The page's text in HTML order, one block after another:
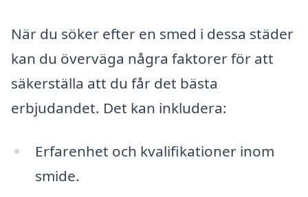
När du söker efter en smed i dessa städer
kan du överväga några faktorer för att
säkerställa att du får det bästa
erbjudandet. Det kan inkludera:
Erfarenhet och kvalifikationer inom
smide.